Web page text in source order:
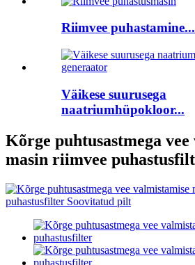
Riimvee puhastamine...
Väikese suurusega
naatriumhüpokloor...
Kõrge puhtusastmega
masin riimvee